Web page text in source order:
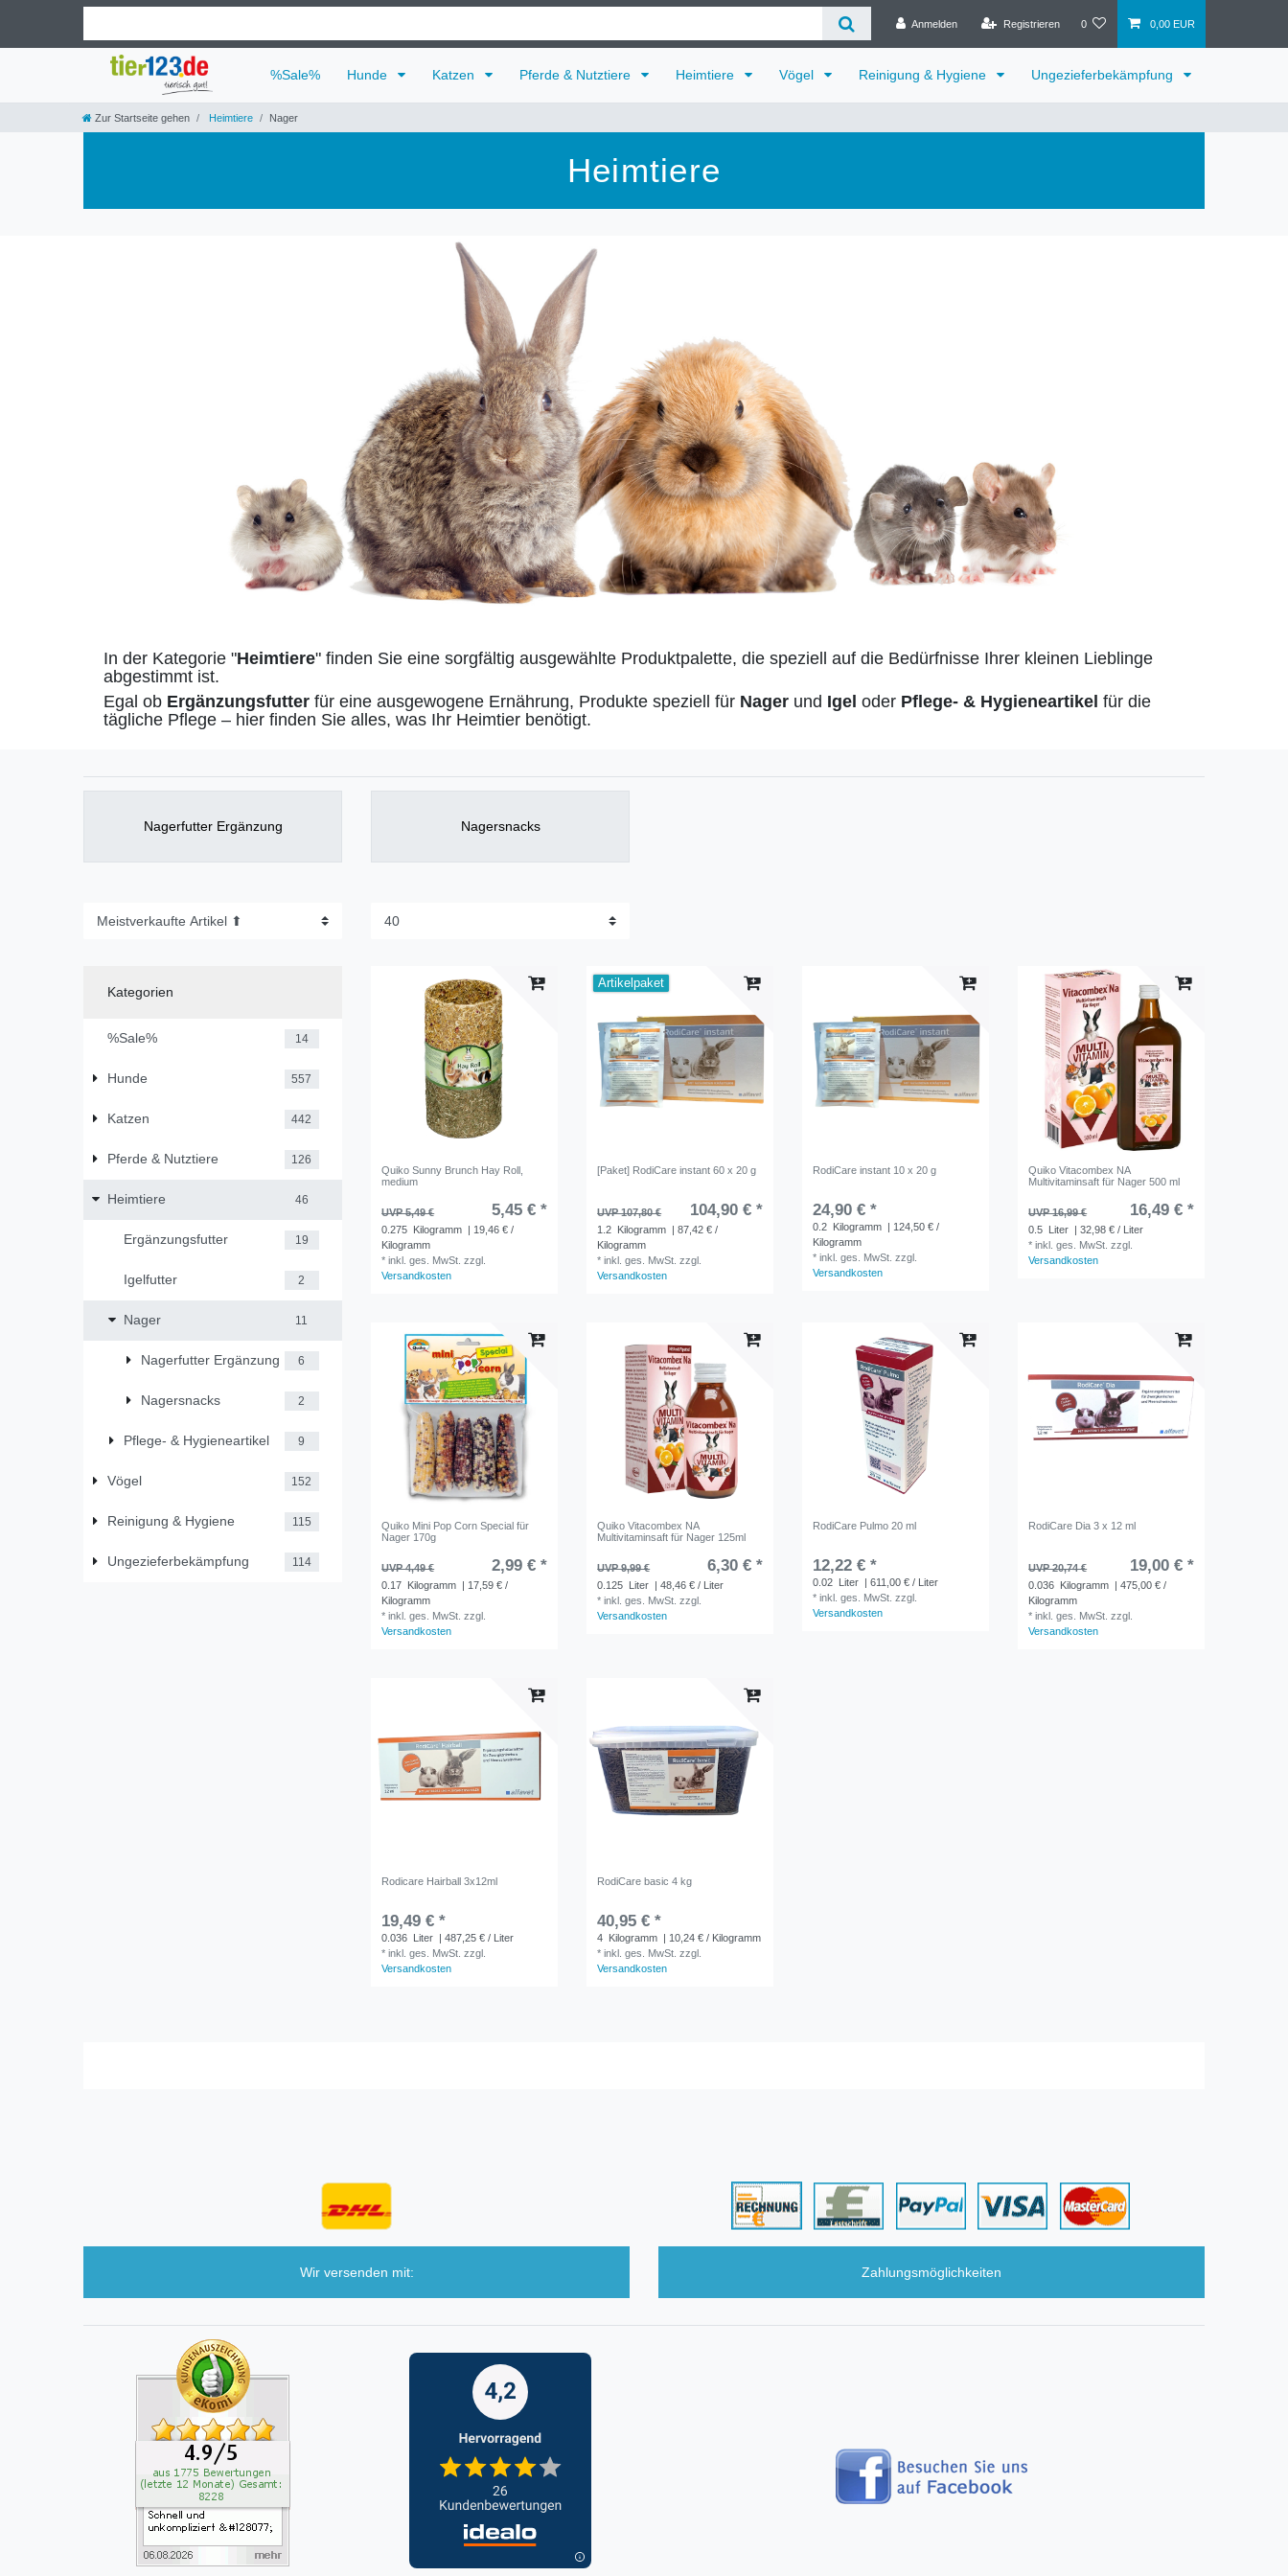
Anmelden Registrieren 0 0,00 EUR
%Sale% Hunde Katzen Pferde & Nutztiere Heimtiere Vögel Reinigung & Hygiene Ungezieferbekämpfung
Zur Startseite gehen Heimtiere Nager
Heimtiere
In der Kategorie "Heimtiere" finden Sie eine sorgfältig ausgewählte Produktpalette, die speziell auf die Bedürfnisse Ihrer kleinen Lieblinge
abgestimmt ist.
Egal ob Ergänzungsfutter für eine ausgewogene Ernährung, Produkte speziell für Nager und Igel oder Pflege- & Hygieneartikel für die
tägliche Pflege – hier finden Sie alles, was Ihr Heimtier benötigt.
Nagerfutter Ergänzung Nagersnacks
Kategorien
%Sale% 14
Hunde 557
Katzen 442
Pferde & Nutztiere 126
Heimtiere 46
Ergänzungsfutter 19
Igelfutter 2
Nager 11
Nagerfutter Ergänzung 6
Nagersnacks 2
Pflege- & Hygieneartikel 9
Vögel 152
Reinigung & Hygiene 115
Ungezieferbekämpfung 114
Quiko Sunny Brunch Hay Roll,
medium
UVP 5,49 € 5,45 € *
0.275 Kilogramm | 19,46 € /
Kilogramm
*inkl. ges. MwSt. zzgl.
Versandkosten
Artikelpaket
[Paket] RodiCare instant 60 x 20 g
UVP 107,80 € 104,90 € *
1.2 Kilogramm | 87,42 € /
Kilogramm
*inkl. ges. MwSt. zzgl.
Versandkosten
RodiCare instant 10 x 20 g
24,90 € *
0.2 Kilogramm | 124,50 € /
Kilogramm
*inkl. ges. MwSt. zzgl.
Versandkosten
Quiko Vitacombex NA
Multivitaminsaft für Nager 500 ml
UVP 16,99 € 16,49 € *
0.5 Liter | 32,98 € / Liter
*inkl. ges. MwSt. zzgl.
Versandkosten
Quiko Mini Pop Corn Special für
Nager 170g
UVP 4,49 € 2,99 € *
0.17 Kilogramm | 17,59 € /
Kilogramm
*inkl. ges. MwSt. zzgl.
Versandkosten
Quiko Vitacombex NA
Multivitaminsaft für Nager 125ml
UVP 9,99 € 6,30 € *
0.125 Liter | 48,46 € / Liter
*inkl. ges. MwSt. zzgl.
Versandkosten
RodiCare Pulmo 20 ml
12,22 € *
0.02 Liter | 611,00 € / Liter
*inkl. ges. MwSt. zzgl.
Versandkosten
RodiCare Dia 3 x 12 ml
UVP 20,74 € 19,00 € *
0.036 Kilogramm | 475,00 € /
Kilogramm
*inkl. ges. MwSt. zzgl.
Versandkosten
Rodicare Hairball 3x12ml
19,49 € *
0.036 Liter
| 487,25 € / Liter
*inkl. ges. MwSt. zzgl.
Versandkosten
RodiCare basic 4 kg
40,95 € *
4 Kilogramm
| 10,24 € / Kilogramm
*inkl. ges. MwSt. zzgl.
Versandkosten
Wir versenden mit: Zahlungsmöglichkeiten